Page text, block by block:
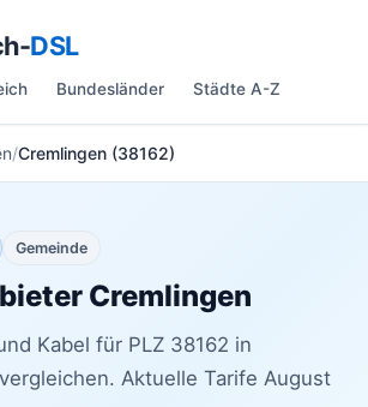
DSL
Bundesländer Städte A-Z
Cremlingen (38162)
Gemeinde
Cremlingen
Kabel für PLZ 38162 in
Aktuelle Tarife August